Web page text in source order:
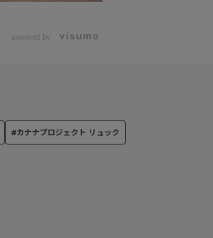
#カナナプロジェクト リュック
powered by